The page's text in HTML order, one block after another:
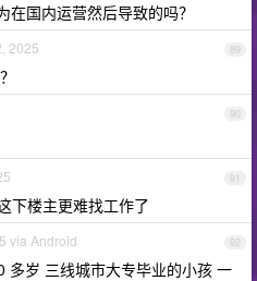
国内运营然后导致的吗？
89
2025
90
91
下楼主更难找工作了
92
via Android
多岁 三线城市大专毕业的小孩 一